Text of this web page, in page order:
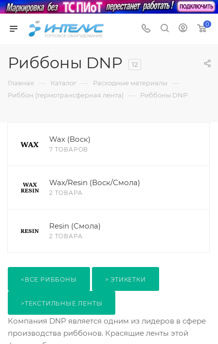
0
Риббоны DNP 12
Главная — Каталог — Расходные материалы —
Риббон (термотрансферная лента) — Риббоны DNP
Wax (Воск)
7 ТОВАРОВ
Wax/Resin (Воск/Смола)
2 ТОВАРА
Resin (Смола)
2 ТОВАРА
<ВСЕ РИББОНЫ > ЭТИКЕТКИ
>ТЕКСТИЛЬНЫЕ ЛЕНТЫ
Компания DNP является одним из лидеров в сфере
производства риббонов. Красящие ленты этой